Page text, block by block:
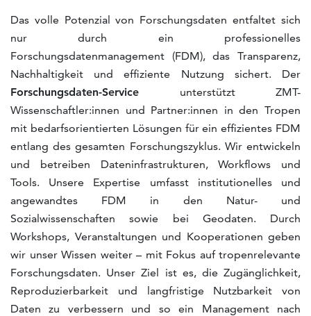
Das volle Potenzial von Forschungsdaten entfaltet sich
nur durch ein professionelles
Forschungsdatenmanagement (FDM), das Transparenz,
Nachhaltigkeit und effiziente Nutzung sichert. Der
Forschungsdaten-Service unterstützt ZMT-
Wissenschaftler:innen und Partner:innen in den Tropen
mit bedarfsorientierten Lösungen für ein effizientes FDM
entlang des gesamten Forschungszyklus. Wir entwickeln
und betreiben Dateninfrastrukturen, Workflows und
Tools. Unsere Expertise umfasst institutionelles und
angewandtes FDM in den Natur- und
Sozialwissenschaften sowie bei Geodaten. Durch
Workshops, Veranstaltungen und Kooperationen geben
wir unser Wissen weiter – mit Fokus auf tropenrelevante
Forschungsdaten. Unser Ziel ist es, die Zugänglichkeit,
Reproduzierbarkeit und langfristige Nutzbarkeit von
Daten zu verbessern und so ein Management nach